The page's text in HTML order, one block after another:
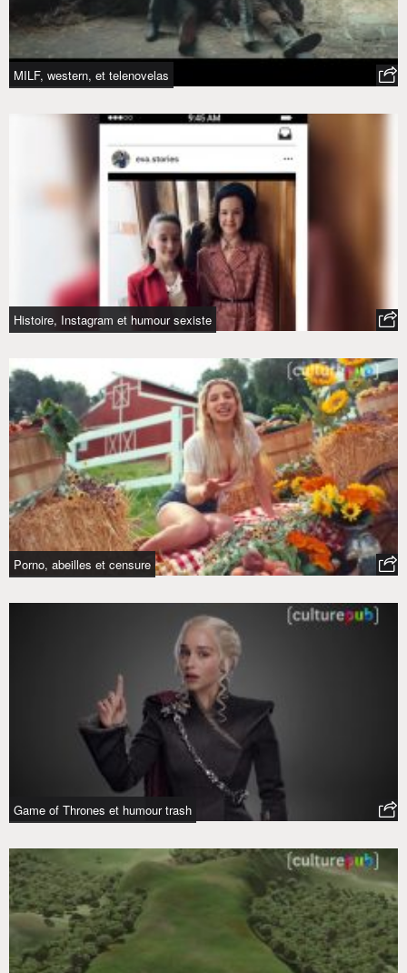
MILF, western, et telenovelas
Histoire, Instagram et humour sexiste
Porno, abeilles et censure
Game of Thrones et humour trash